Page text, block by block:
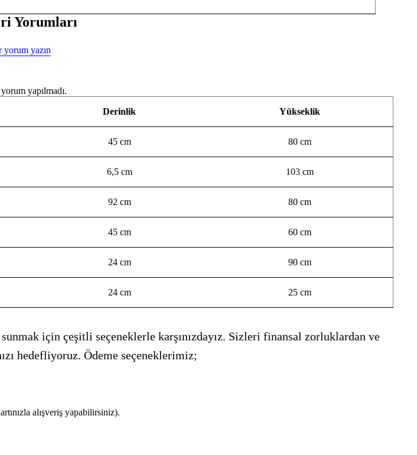
Yorumları
yorum yazın
yapılmadı.
Derinlik Yükseklik
45 cm 80 cm
6,5 cm 103 cm
92 cm 80 cm
45 cm 60 cm
24 cm 90 cm
24 cm 25 cm
için çeşitli seçeneklerle karşınızdayız. Sizleri finansal zorluklardan ve
hedefliyoruz. Ödeme seçeneklerimiz;
alışveriş yapabilirsiniz).